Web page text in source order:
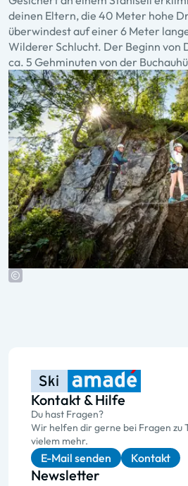
deinen Eltern, die 40 Meter hohe
überwindest auf einer 6 Meter
Wilderer Schlucht. Der Beginn
ca. 5 Gehminuten von der
Kontakt & Hilfe
Du hast Fragen?
Wir helfen dir gerne bei Fragen zu
vielem mehr.
E-Mail senden Kontakt
Newsletter